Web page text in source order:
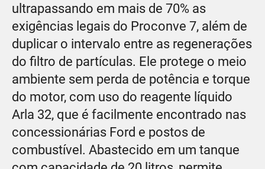
ultrapassando em mais de 70% as
exigências legais do Proconve 7, além de
duplicar o intervalo entre as regenerações
do filtro de partículas. Ele protege o meio
ambiente sem perda de potência e torque
do motor, com uso do reagente líquido
Arla 32, que é facilmente encontrado nas
concessionárias Ford e postos de
combustível. Abastecido em um tanque